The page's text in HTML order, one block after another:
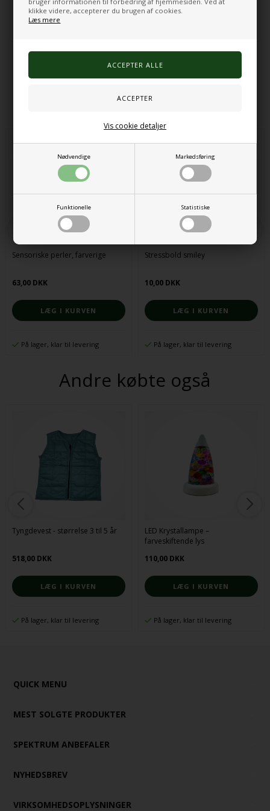
klikke videre, accepterer du brugen af cookies.
Læs mere
Nødvendige Markedsføring
Funktionelle Statistiske
Vis cookie detaljer
Indhold: 6 farvetavler (3 farvepar) i rød, gul og blå
Materiale: Bøgetræ, krydsfiner
Mål: Tavler: 7 x 2,5 x 1 cm – Æske: ca. 9,4 x 9,4 x 4,8 cm
Varenr.:
Alternative produkter
Sensoriske perler, farverige
63,00 DKK
På lager, klar til levering
Stressbold smiley
10,00 DKK
På lager, klar til levering
Andre købte også
Tyngdevest - størrelse 3 til 5 år
518,00 DKK
På lager, klar til levering
LED Krystallampe –
farveskiftende lys
110,00 DKK
På lager, klar til levering
QUICK MENU
MEST SOLGTE PRODUKTER
SPEKTRUM ANBEFALER
NYHEDSBREV
VIRKSOMHEDSOPLYSNINGER